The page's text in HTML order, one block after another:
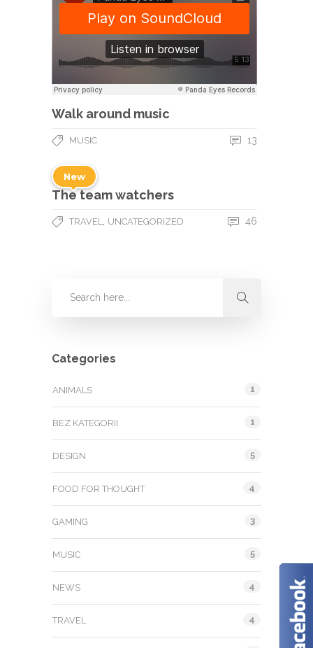
Walk around music
MUSIC 13
New
The team watchers
TRAVEL UNCATEGORIZED 46
Categories
ANIMALS 1
BEZ KATEGORII 1
DESIGN 5
FOOD FOR THOUGHT 4
GAMING 3
MUSIC 5
NEWS 4
TRAVEL 4